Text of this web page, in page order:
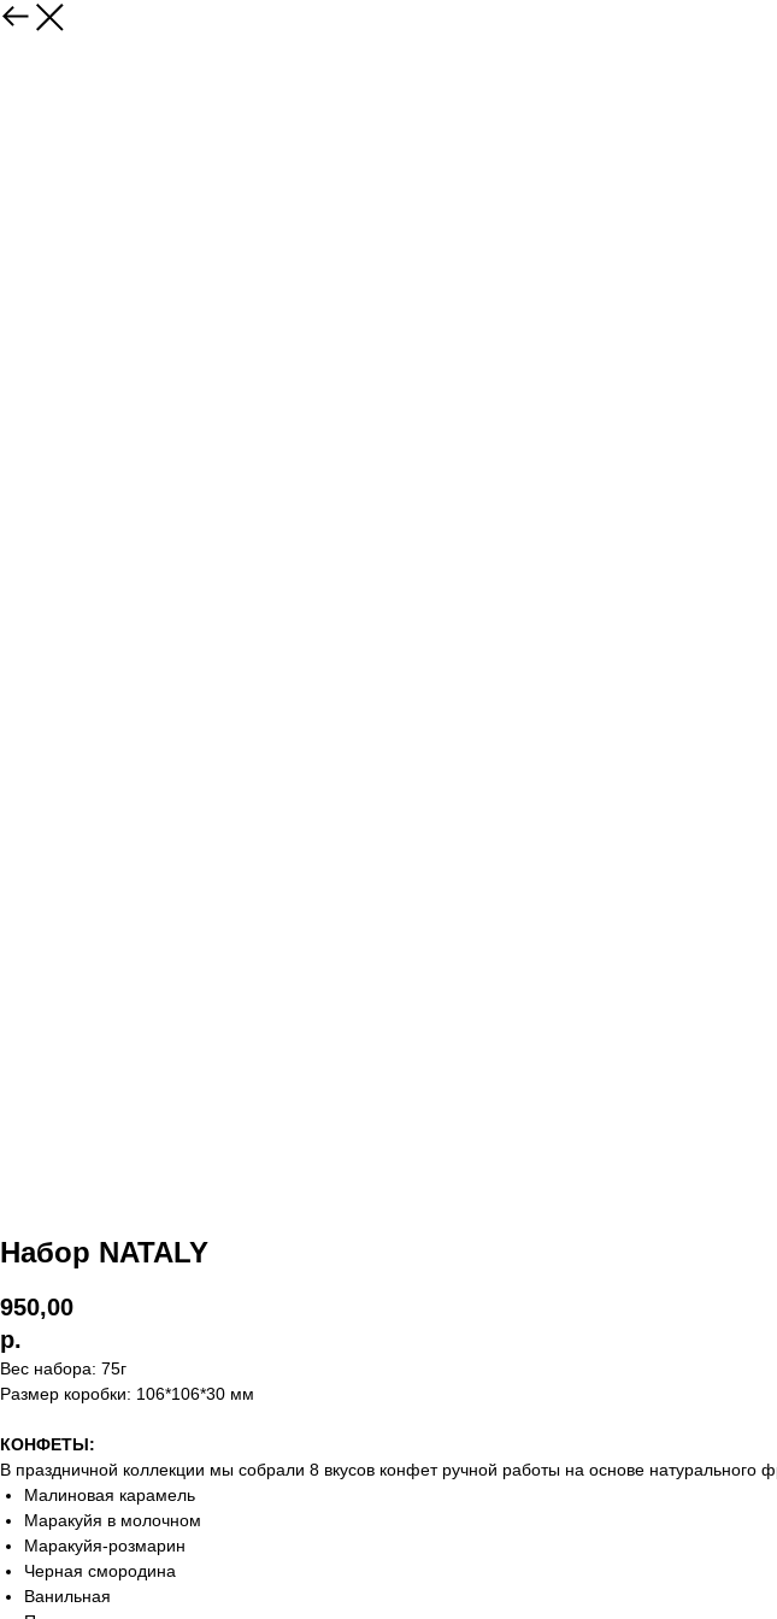
Набор NATALY
950,00
р.
Вес набора: 75г
Размер коробки: 106*106*30 мм
КОНФЕТЫ:
В праздничной коллекции мы собрали 8 вкусов конфет ручной работы на основе натурального
Малиновая карамель
Маракуйя в молочном
Маракуйя-розмарин
Черная смородина
Ванильная